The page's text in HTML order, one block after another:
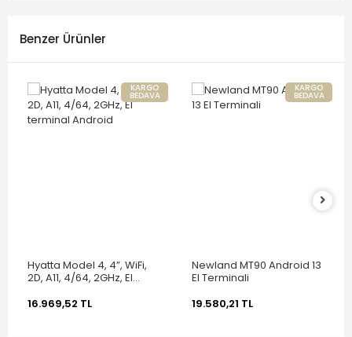
Benzer Ürünler
KARGO
BEDAVA
Hyatta Model 4, 4”, WiFi,
2D, A11, 4/64, 2GHz, El
16.969,52 TL
KARGO
BEDAVA
Newland MT90 Android 13
El Terminali
19.580,21 TL